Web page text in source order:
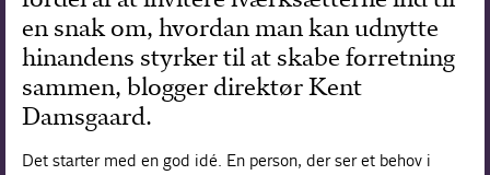
Uddannelse
Europapolitik
en snak om, hvordan man kan udnytte
hinandens styrker til at skabe forretning
sammen, blogger direktør Kent
Damsgaard.
Det starter med en god idé. En person, der ser et behov i